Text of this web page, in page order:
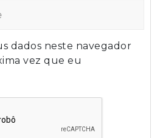
dados neste navegador
vez que eu